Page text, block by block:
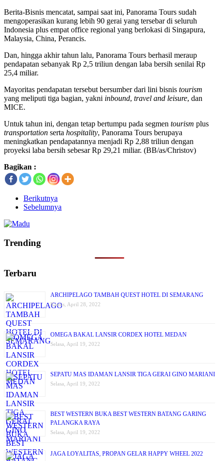
Berita-Bisnis mencatat, sampai saat ini, Panorama Tours sudah
mengoperasikan kurang lebih 90 gerai yang tersebar di seluruh
Indonesia plus empat office regional yang berlokasi di Singapura,
Malaysia, China, Perancis.
Dan, hingga akhir tahun lalu, Panorama Tours berhasil meraup
pendapatan sebanyak Rp 2,5 triliun dengan laba bersih senilai Rp
25,4 miliar.
Mayoritas pendapatan tersebut bersumber dari lini bisnis tourism
yang meliputi tiga bagian, yakni inbound, travel and leisure, dan
MICE.
Untuk tahun ini, dengan tetap bertumpu pada segmen tourism plus
transportation serta hospitality, Panorama Tours berupaya
meningkatkan pendapatannya menjadi Rp 2,88 triliun dengan
proyeksi laba bersih sebesar Rp 29,21 miliar. (BB/as/Christov)
Bagikan :
Berikutnya
Sebelumnya
Trending
Terbaru
ARCHIPELAGO TAMBAH QUEST HOTEL DI SEMARANG
Kamis, April 28, 2022
OMEGA BAKAL LANSIR CORDEX HOTEL MEDAN
Selasa, April 19, 2022
SEPATU MAS IDAMAN LANSIR TIGA GERAI GINO MARIANI
Selasa, April 19, 2022
BEST WESTERN BUKA BEST WESTERN BATANG GARING
PALANGKA RAYA
Selasa, April 19, 2022
JAGA LOYALITAS, PROPAN GELAR HAPPY WHEEL 2022